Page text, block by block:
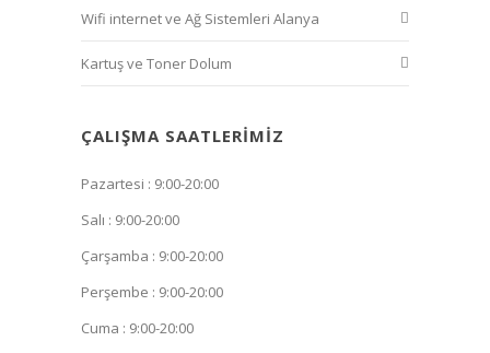
Wifi internet ve Ağ Sistemleri Alanya
Kartuş ve Toner Dolum
ÇALIŞMA SAATLERIMIZ
Pazartesi : 9:00-20:00
Salı : 9:00-20:00
Çarşamba : 9:00-20:00
Perşembe : 9:00-20:00
Cuma : 9:00-20:00